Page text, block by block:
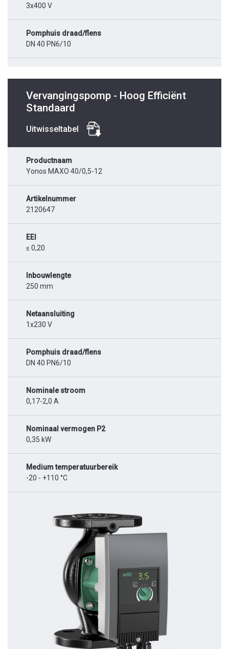
3x400 V
Pomphuis draad/flens
DN 40 PN6/10
Vervangingspomp - Hoog Efficiënt
Standaard
Uitwisseltabel
Productnaam
Yonos MAXO 40/0,5-12
Artikelnummer
2120647
EEI
≤ 0,20
Inbouwlengte
250 mm
Netaansluiting
1x230 V
Pomphuis draad/flens
DN 40 PN6/10
Nominale stroom
0,17-2,0 A
Nominaal vermogen P2
0,35 kW
Medium temperatuurbereik
-20 - +110 °C